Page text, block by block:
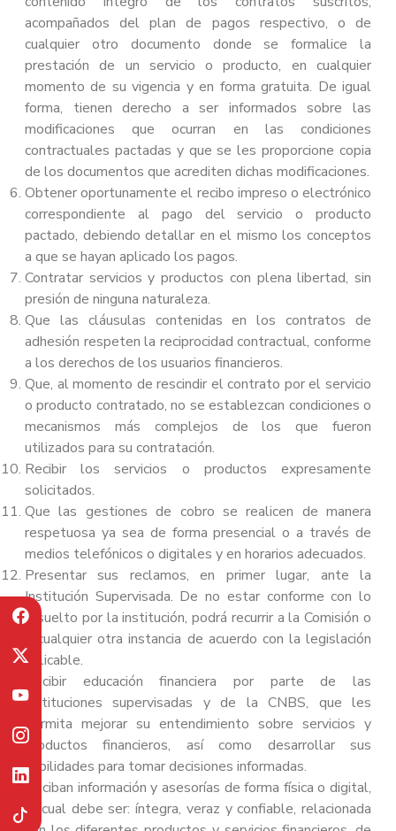
acompañados del plan de pagos respectivo, o de
cualquier otro documento donde se formalice la
prestación de un servicio o producto, en cualquier
momento de su vigencia y en forma gratuita. De igual
forma, tienen derecho a ser informados sobre las
modificaciones que ocurran en las condiciones
contractuales pactadas y que se les proporcione copia
de los documentos que acrediten dichas modificaciones.
Obtener oportunamente el recibo impreso o electrónico
correspondiente al pago del servicio o producto
pactado, debiendo detallar en el mismo los conceptos
a que se hayan aplicado los pagos.
Contratar servicios y productos con plena libertad, sin
presión de ninguna naturaleza.
Que las cláusulas contenidas en los contratos de
adhesión respeten la reciprocidad contractual, conforme
a los derechos de los usuarios financieros.
Que, al momento de rescindir el contrato por el servicio
o producto contratado, no se establezcan condiciones o
mecanismos más complejos de los que fueron
utilizados para su contratación.
Recibir los servicios o productos expresamente
solicitados.
Que las gestiones de cobro se realicen de manera
respetuosa ya sea de forma presencial o a través de
medios telefónicos o digitales y en horarios adecuados.
Presentar sus reclamos, en primer lugar, ante la
Institución Supervisada. De no estar conforme con lo
resuelto por la institución, podrá recurrir a la Comisión o
a cualquier otra instancia de acuerdo con la legislación
aplicable.
Recibir educación financiera por parte de las
instituciones supervisadas y de la CNBS, que les
permita mejorar su entendimiento sobre servicios y
productos financieros, así como desarrollar sus
habilidades para tomar decisiones informadas.
Reciban información y asesorías de forma física o digital,
la cual debe ser: íntegra, veraz y confiable, relacionada